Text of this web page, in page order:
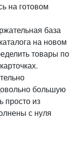
на готовом
база
на новом
товары по
большую
просто из
с нуля